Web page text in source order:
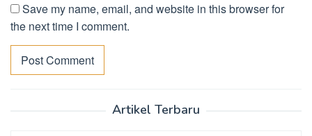
Save my name, email, and website in this browser for
the next time I comment.
Artikel Terbaru